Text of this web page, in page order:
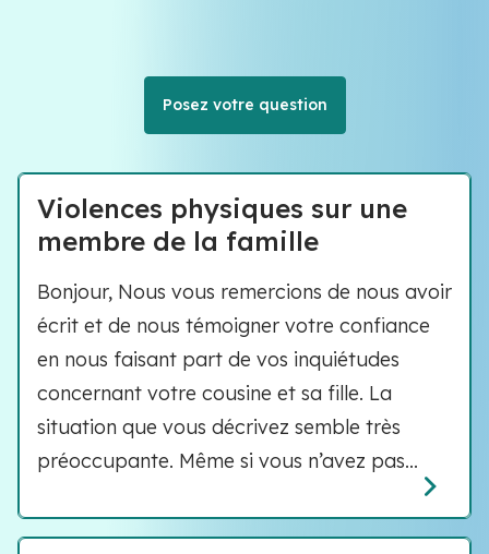
Posez votre question
Violences physiques sur une
membre de la famille
Bonjour, Nous vous remercions de nous avoir
écrit et de nous témoigner votre confiance
en nous faisant part de vos inquiétudes
concernant votre cousine et sa fille. La
situation que vous décrivez semble très
préoccupante. Même si vous n’avez pas...